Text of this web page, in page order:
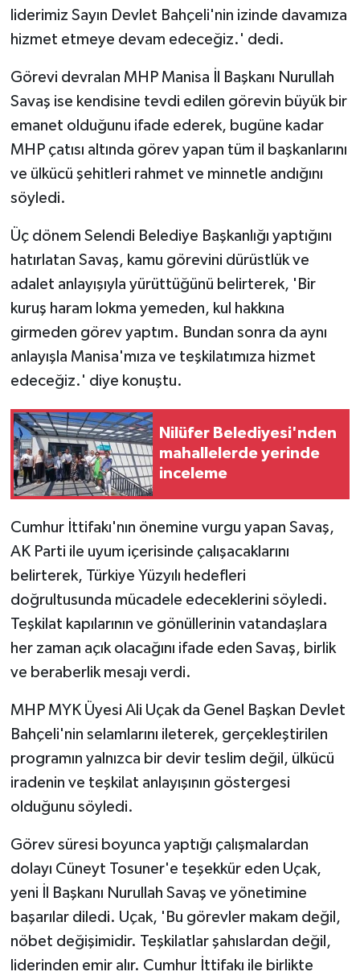
liderimiz Sayın Devlet Bahçeli'nin izinde davamıza
hizmet etmeye devam edeceğiz.' dedi.
Görevi devralan MHP Manisa İl Başkanı Nurullah
Savaş ise kendisine tevdi edilen görevin büyük bir
emanet olduğunu ifade ederek, bugüne kadar
MHP çatısı altında görev yapan tüm il başkanlarını
ve ülkücü şehitleri rahmet ve minnetle andığını
söyledi.
Üç dönem Selendi Belediye Başkanlığı yaptığını
hatırlatan Savaş, kamu görevini dürüstlük ve
adalet anlayışıyla yürüttüğünü belirterek, 'Bir
kuruş haram lokma yemeden, kul hakkına
girmeden görev yaptım. Bundan sonra da aynı
anlayışla Manisa'mıza ve teşkilatımıza hizmet
edeceğiz.' diye konuştu.
Nilüfer Belediyesi'nden
mahallelerde yerinde
inceleme
Cumhur İttifakı'nın önemine vurgu yapan Savaş,
AK Parti ile uyum içerisinde çalışacaklarını
belirterek, Türkiye Yüzyılı hedefleri
doğrultusunda mücadele edeceklerini söyledi.
Teşkilat kapılarının ve gönüllerinin vatandaşlara
her zaman açık olacağını ifade eden Savaş, birlik
ve beraberlik mesajı verdi.
MHP MYK Üyesi Ali Uçak da Genel Başkan Devlet
Bahçeli'nin selamlarını ileterek, gerçekleştirilen
programın yalnızca bir devir teslim değil, ülkücü
iradenin ve teşkilat anlayışının göstergesi
olduğunu söyledi.
Görev süresi boyunca yaptığı çalışmalardan
dolayı Cüneyt Tosuner'e teşekkür eden Uçak,
yeni İl Başkanı Nurullah Savaş ve yönetimine
başarılar diledi. Uçak, 'Bu görevler makam değil,
nöbet değişimidir. Teşkilatlar şahıslardan değil,
liderinden emir alır. Cumhur İttifakı ile birlikte